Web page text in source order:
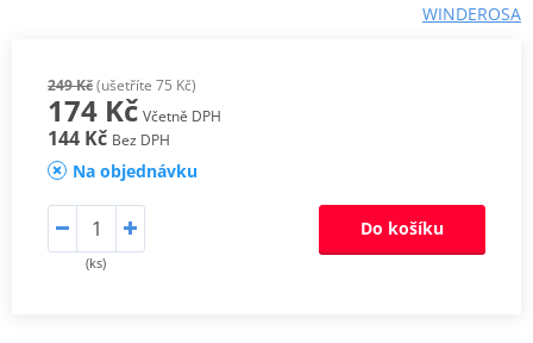
WINDEROSA
249 Kč(ušetříte 75 Kč)
174 Kč Včetně DPH
144 Kč Bez DPH
Na objednávku
(ks)
Do košíku